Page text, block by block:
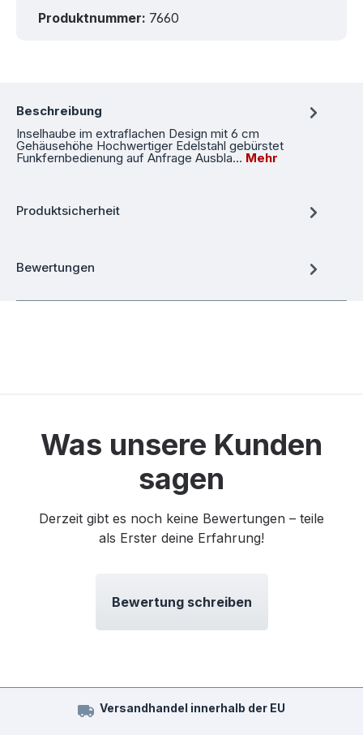
Produktnummer: 7660
Beschreibung
Inselhaube im extraflachen Design mit 6 cm
Gehäusehöhe Hochwertiger Edelstahl gebürstet
Funkfernbedienung auf Anfrage Ausbla… Mehr
Produktsicherheit
Bewertungen
Was unsere Kunden
sagen
Derzeit gibt es noch keine Bewertungen – teile
als Erster deine Erfahrung!
Bewertung schreiben
Versandhandel innerhalb der EU